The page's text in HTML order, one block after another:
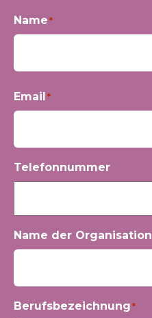
Name*
Email*
Telefonnummer
Name der Organisation
Berufsbezeichnung*